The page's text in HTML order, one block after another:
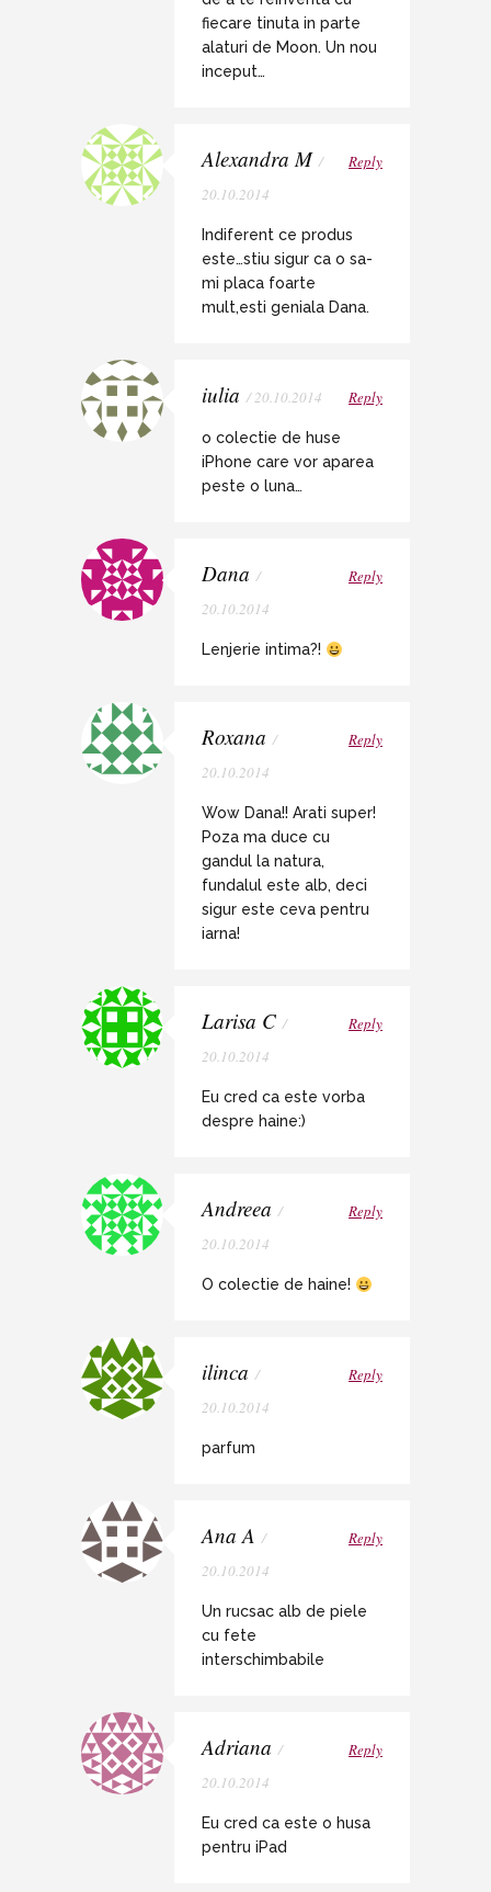
fiecare tinuta in parte
alaturi de Moon. Un nou
inceput…
Alexandra M /
20.10.2014
Reply
Indiferent ce produs
este…stiu sigur ca o sa-
mi placa foarte
mult,esti geniala Dana.
iulia / 20.10.2014 Reply
o colectie de huse
iPhone care vor aparea
peste o luna…
Dana /
20.10.2014
Reply
Lenjerie intima?!
Roxana /
20.10.2014
Reply
Wow Dana!! Arati super!
Poza ma duce cu
gandul la natura,
fundalul este alb, deci
sigur este ceva pentru
iarna!
Larisa C /
20.10.2014
Reply
Eu cred ca este vorba
despre haine:)
Andreea /
20.10.2014
Reply
O colectie de haine!
ilinca /
20.10.2014
Reply
parfum
Ana A /
20.10.2014
Reply
Un rucsac alb de piele
cu fete
interschimbabile
Adriana /
20.10.2014
Reply
Eu cred ca este o husa
pentru iPad